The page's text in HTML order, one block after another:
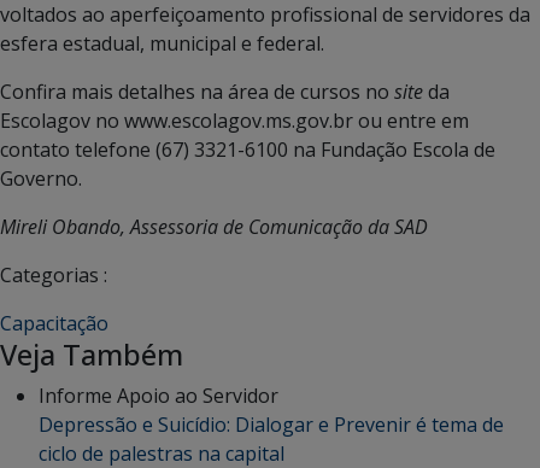
voltados ao aperfeiçoamento profissional de servidores da
esfera estadual, municipal e federal.
Confira mais detalhes na área de cursos no siteda
Escolagov no www.escolagov.ms.gov.br ou entre em
contato telefone (67) 3321-6100 na Fundação Escola de
Governo.
Mireli Obando, Assessoria de Comunicação da SAD
Categorias :
Capacitação
Veja Também
Informe Apoio ao Servidor
Depressão e Suicídio: Dialogar e Prevenir é tema de
ciclo de palestras na capital